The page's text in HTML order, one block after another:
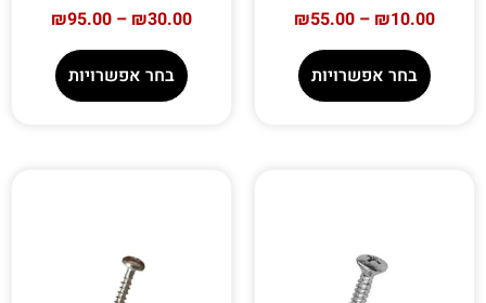
₪10.00
–
₪55.00
בחר אפשרויות
₪30.00
–
₪95.00
בחר אפשרויות